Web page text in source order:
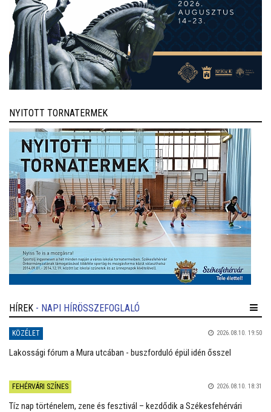
NYITOTT TORNATERMEK
HÍREK - NAPI HÍRÖSSZEFOGLALÓ
KÖZÉLET 2026.08.10. 19:50
Lakossági fórum a Mura utcában - buszforduló épül idén ősszel
FEHÉRVÁRI SZÍNES 2026.08.10. 18:31
Tíz nap történelem, zene és fesztivál – kezdődik a Székesfehérvári